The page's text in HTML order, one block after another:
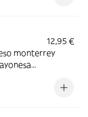
12,95 €
monterrey